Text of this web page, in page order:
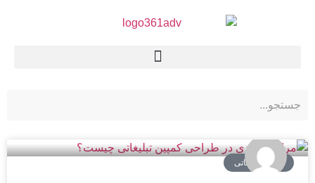
کمپین تبلیغاتی